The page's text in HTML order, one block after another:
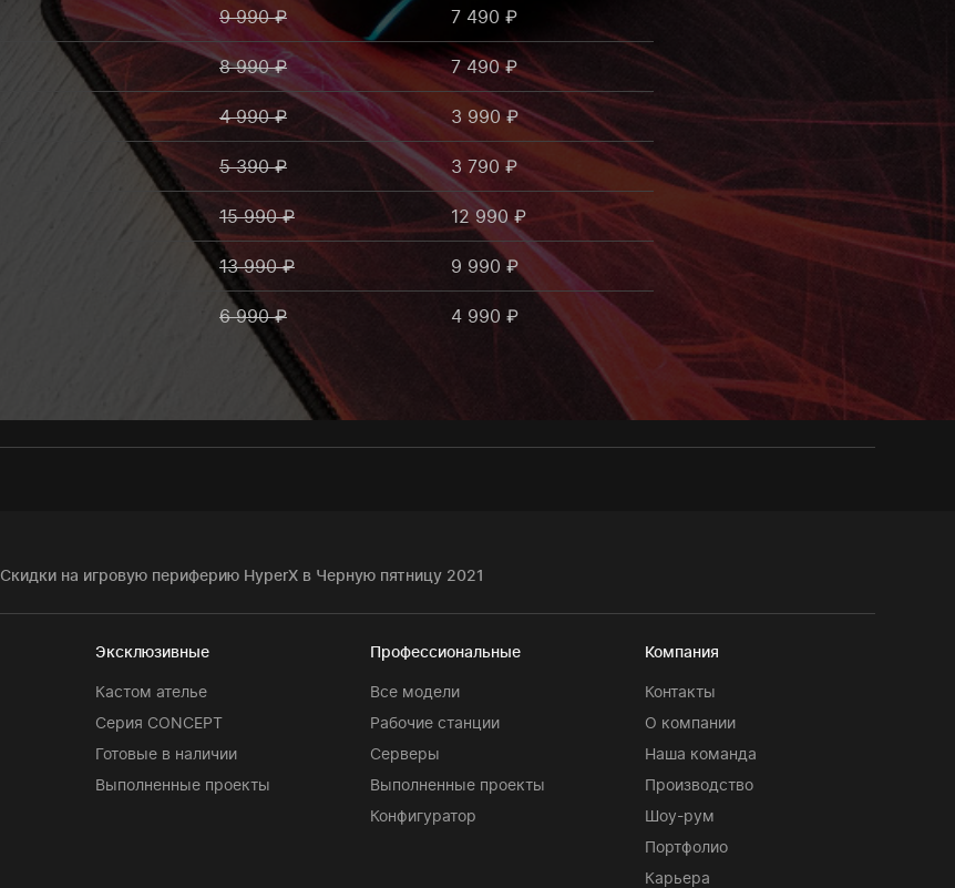
9 990 ₽ 7 490 ₽
8 990 ₽ 7 490 ₽
4 990 ₽ 3 990 ₽
5 390 ₽ 3 790 ₽
15 990 ₽ 12 990 ₽
13 990 ₽ 9 990 ₽
6 990 ₽ 4 990 ₽
Скидки на игровую периферию HyperX в Черную пятницу 2021
Эксклюзивные
Кастом ателье
Серия CONCEPT
Готовые в наличии
Выполненные проекты
Профессиональные
Все модели
Рабочие станции
Серверы
Выполненные проекты
Конфигуратор
Компания
Контакты
О компании
Наша команда
Производство
Шоу-рум
Портфолио
Карьера